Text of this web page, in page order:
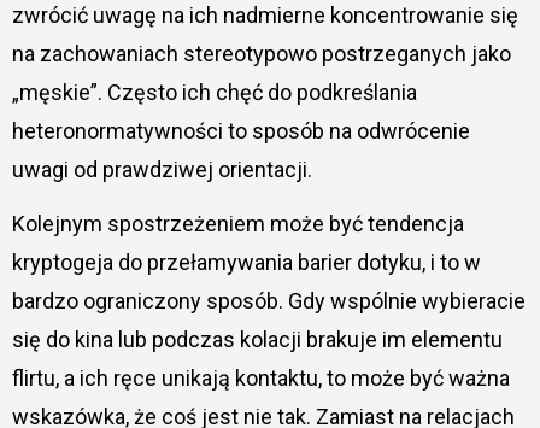
zwrócić uwagę na ich nadmierne koncentrowanie się
na zachowaniach stereotypowo postrzeganych jako
„męskie”. Często ich chęć do podkreślania
heteronormatywności to sposób na odwrócenie
uwagi od prawdziwej orientacji.
Kolejnym spostrzeżeniem może być tendencja
kryptogeja do przełamywania barier dotyku, i to w
bardzo ograniczony sposób. Gdy wspólnie wybieracie
się do kina lub podczas kolacji brakuje im elementu
flirtu, a ich ręce unikają kontaktu, to może być ważna
wskazówka, że coś jest nie tak. Zamiast na relacjach